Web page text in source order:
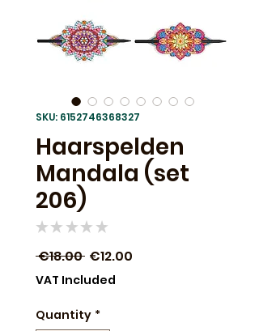
SKU: 6152746368327
Haarspelden
Mandala (set
206)
★ ★ ★ ★ ★
€18.00 Regular
Price
€12.00
VAT Included
Quantity *